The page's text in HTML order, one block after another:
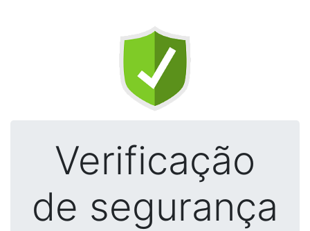
Verificação
de segurança